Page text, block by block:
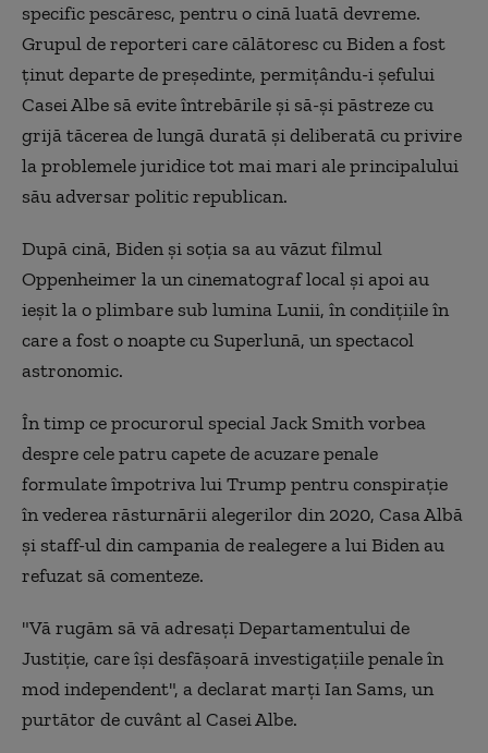
specific pescăresc, pentru o cină luată devreme.
Grupul de reporteri care călătoresc cu Biden a fost
ţinut departe de preşedinte, permiţându-i şefului
Casei Albe să evite întrebările şi să-şi păstreze cu
grijă tăcerea de lungă durată şi deliberată cu privire
la problemele juridice tot mai mari ale principalului
său adversar politic republican.
După cină, Biden şi soţia sa au văzut filmul
Oppenheimer la un cinematograf local şi apoi au
ieşit la o plimbare sub lumina Lunii, în condiţiile în
care a fost o noapte cu Superlună, un spectacol
astronomic.
În timp ce procurorul special Jack Smith vorbea
despre cele patru capete de acuzare penale
formulate împotriva lui Trump pentru conspiraţie
în vederea răsturnării alegerilor din 2020, Casa Albă
şi staff-ul din campania de realegere a lui Biden au
refuzat să comenteze.
"Vă rugăm să vă adresaţi Departamentului de
Justiţie, care îşi desfăşoară investigaţiile penale în
mod independent", a declarat marţi Ian Sams, un
purtător de cuvânt al Casei Albe.